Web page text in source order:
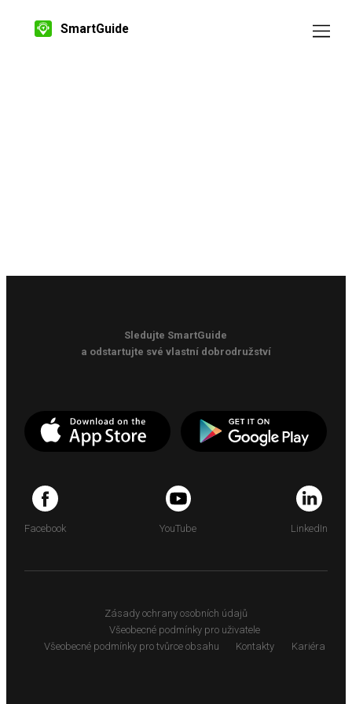
SmartGuide
Sledujte SmartGuide
a odstartujte své vlastní dobrodružství
Facebook YouTube LinkedIn
Zásady ochrany osobních údajů
Všeobecné podmínky pro uživatele
Všeobecné podmínky pro tvůrce obsahu
Kontakty Kariéra